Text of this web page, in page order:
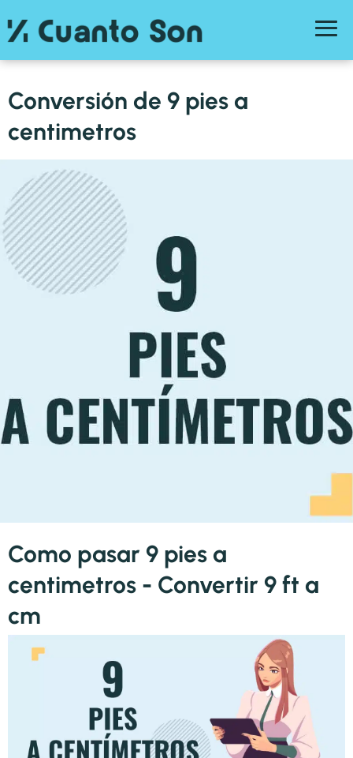
Conversión de 9 pies a
centimetros
Como pasar 9 pies a
centimetros - Convertir 9 ft a
cm